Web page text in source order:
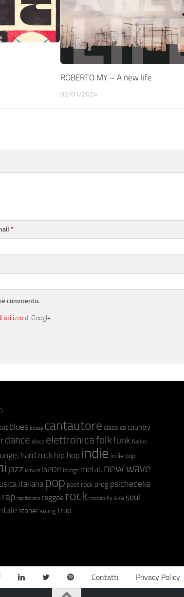
ROBERTO MY – A new life
02/01/2024
*
commento.
utilizzodi Google.
blues bossa cantautore classica country
dance disco elettronicafolkfunk fusion
hard rock hip hop indie indie pop
jazz kimura laPOP lounge metal; new wave
italiana pop post rock prog psichedelia
rap rap italiano reggae rock rockabilly ska soul
stoner swing trap
Contatti Privacy Policy